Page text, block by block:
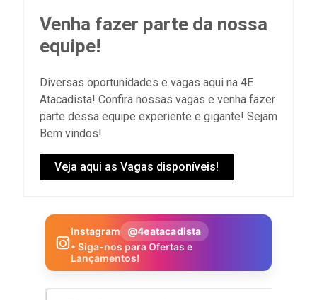
Venha fazer parte da nossa
equipe!
Diversas oportunidades e vagas aqui na 4E
Atacadista! Confira nossas vagas e venha fazer
parte dessa equipe experiente e gigante! Sejam
Bem vindos!
Veja aqui as Vagas disponíveis!
Instagram
@4eatacadista
• Siga-nos para Ofertas e
Lançamentos!